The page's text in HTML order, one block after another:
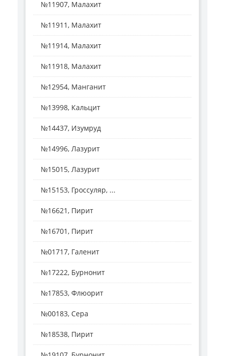
№11907, Малахит
№11911, Малахит
№11914, Малахит
№11918, Малахит
№12954, Манганит
№13998, Кальцит
№14437, Изумруд
№14996, Лазурит
№15015, Лазурит
№15153, Гроссуляр, ...
№16621, Пирит
№16701, Пирит
№01717, Галенит
№17222, Бурнонит
№17853, Флюорит
№00183, Сера
№18538, Пирит